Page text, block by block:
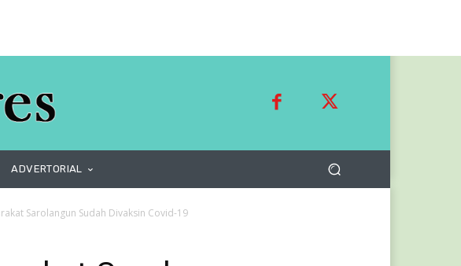
ADVERTORIAL
Sarolangun Sudah Divaksin Covid-19